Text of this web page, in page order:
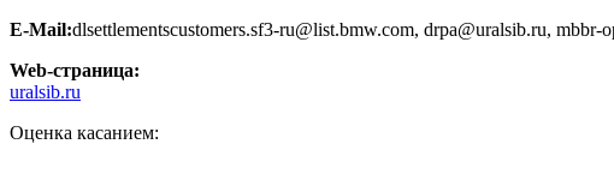
E-Mail:dlsettlementscustomers.sf3-ru@list.bmw.com, drpa@uralsib.ru,
Web-страница:
uralsib.ru
Оценка касанием: